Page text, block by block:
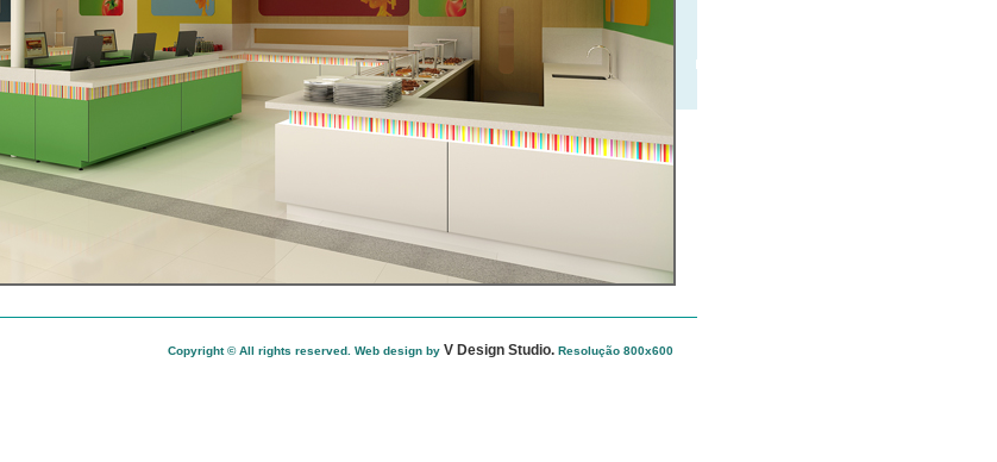
Copyright © All rights reserved. Web design by V Design Studio. Resolução 800x600